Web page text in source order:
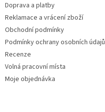
Doprava a platby
Reklamace a vrácení zboží
Obchodní podmínky
Podmínky ochrany osobních údajů
Recenze
Volná pracovní místa
Moje objednávka